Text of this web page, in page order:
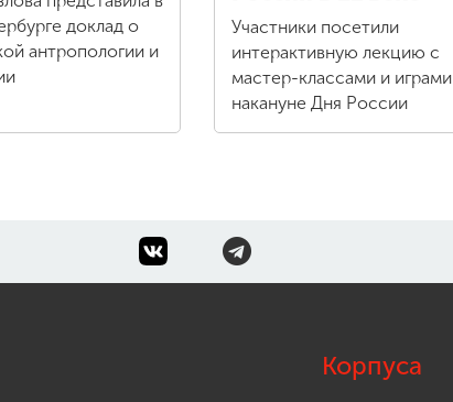
доклад о
антропологии и
Участники посетили
интерактивную лекцию с
мастер-классами и играми
накануне Дня России
Корпуса